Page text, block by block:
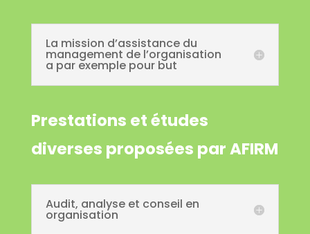
La mission d’assistance du
management de l’organisation
a par exemple pour but
Prestations et études
diverses proposées par AFIRM
Audit, analyse et conseil en
organisation